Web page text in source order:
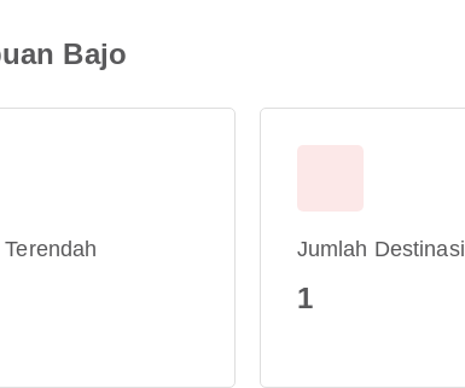
Bajo
Jumlah Destinasi
1